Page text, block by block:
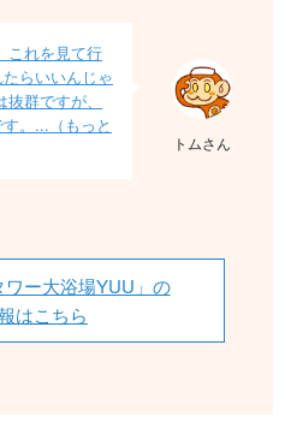
これを見て行
らいいんじゃ
群ですが、
。...（もっと
トムさん
ワー大浴場YUU」の
はこちら